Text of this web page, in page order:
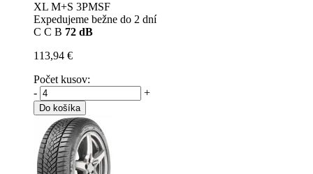
XL M+S 3PMSF
Expedujeme bežne do 2 dní
C C B 72 dB
113,94 €
Počet kusov:
-
+
Do košíka